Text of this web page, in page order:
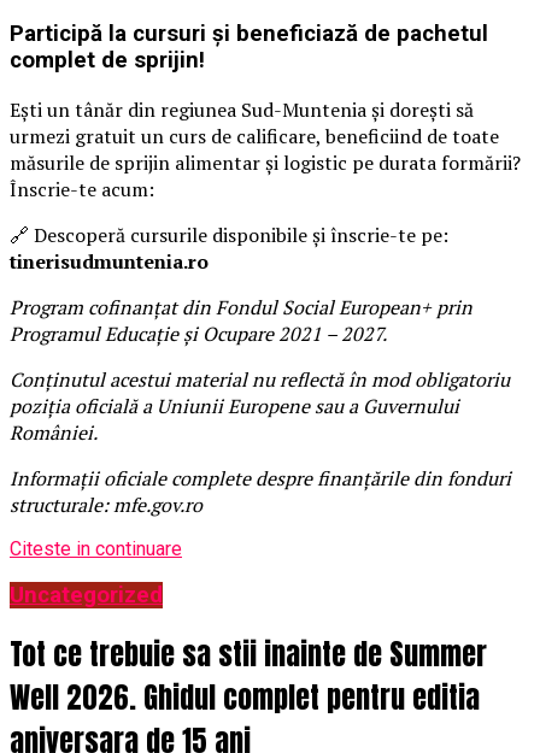
Participă la cursuri și beneficiază de pachetul
complet de sprijin!
Ești un tânăr din regiunea Sud-Muntenia și dorești să
urmezi gratuit un curs de calificare, beneficiind de toate
măsurile de sprijin alimentar și logistic pe durata formării?
Înscrie-te acum:
🔗 Descoperă cursurile disponibile și înscrie-te pe:
tinerisudmuntenia.ro
Program cofinanțat din Fondul Social European+ prin
Programul Educație și Ocupare 2021 – 2027.
Conținutul acestui material nu reflectă în mod obligatoriu
poziția oficială a Uniunii Europene sau a Guvernului
României.
Informații oficiale complete despre finanțările din fonduri
structurale: mfe.gov.ro
Citeste in continuare
Uncategorized
Tot ce trebuie sa stii inainte de Summer
Well 2026. Ghidul complet pentru editia
aniversara de 15 ani